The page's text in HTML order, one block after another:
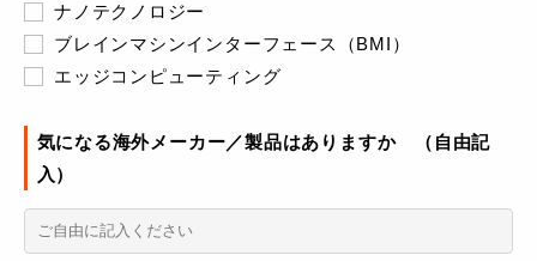
ナノテクノロジー
ブレインマシンインターフェース（BMI）
エッジコンピューティング
気になる海外メーカー／製品はありますか （自由記
入）